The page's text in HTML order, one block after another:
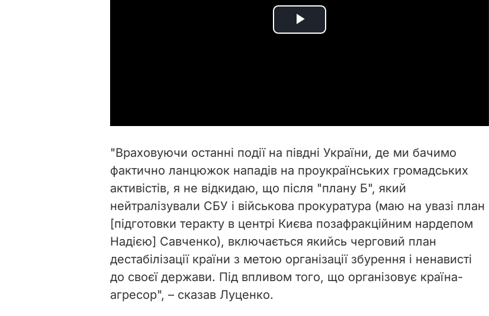
P
i
d
e
o
"Враховуючи останні події на півдні України, де ми бачимо
фактично ланцюжок нападів на проукраїнських громадських
активістів, я не відкидаю, що після "плану Б", який
нейтралізували СБУ і військова прокуратура (маю на увазі план
[підготовки теракту в центрі Києва позафракційним нардепом
Надією] Савченко), включається якийсь черговий план
дестабілізації країни з метою організації збурення і ненависті
до своєї держави. Під впливом того, що організовує країна-
агресор", – сказав Луценко.